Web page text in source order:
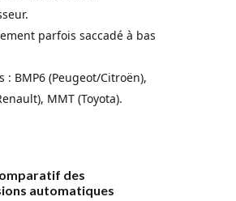
parfois saccadé à bas
: BMP6 (Peugeot/Citroën),
MMT (Toyota).
des
automatiques